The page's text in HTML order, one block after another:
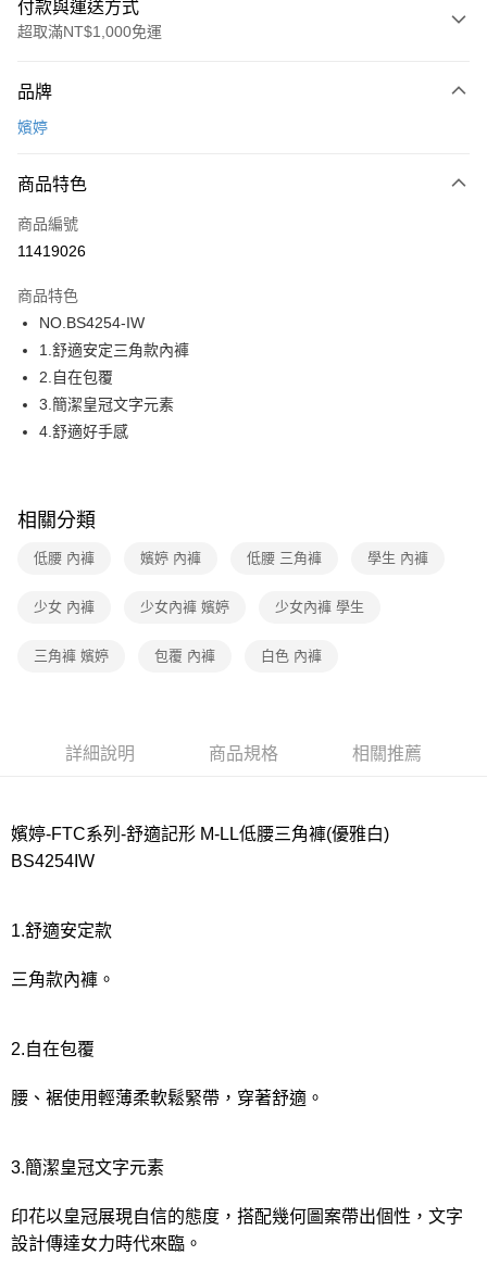
付款與運送方式
超取滿NT$1,000免運
信用卡一次付款
LINE Pay
街口支付
運送方式
全家取貨付款
每筆NT$80，滿NT$1,000(含以上)免運費
付款後全家取貨
每筆NT$80，滿NT$1,000(含以上)免運費
付款後7-11取貨
每筆NT$80，滿NT$1,000(含以上)免運費
品牌
嬪婷
商品特色
商品編號
11419026
商品特色
NO.BS4254-IW
1.舒適安定三角款內褲
2.自在包覆
3.簡潔皇冠文字元素
4.舒適好手感
相關分類
低腰 內褲 嬪婷 內褲 低腰 三角褲 學生 內褲
少女 內褲 少女內褲 嬪婷 少女內褲 學生
三角褲 嬪婷 包覆 內褲 白色 內褲
詳細說明 商品規格 相關推薦
嬪婷-FTC系列-舒適記形 M-LL低腰三角褲(優雅白)
BS4254IW
1.舒適安定款
三角款內褲。
2.自在包覆
腰、裾使用輕薄柔軟鬆緊帶，穿著舒適。
3.簡潔皇冠文字元素
印花以皇冠展現自信的態度，搭配幾何圖案帶出個性，文字
設計傳達女力時代來臨。